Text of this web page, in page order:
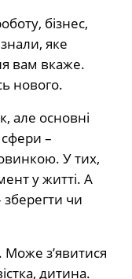
бізнес,
яке
вам вкаже.
нового.
але основні
–
У тих,
у житті. А
чи
Може з’явитися
дитина.